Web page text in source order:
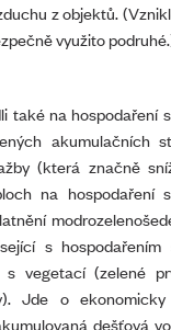
z objektů.
využito
také na hospodaření
akumulačních
(která značně
na hospodaření
s
vegetací (zelené
Jde o
dešťová